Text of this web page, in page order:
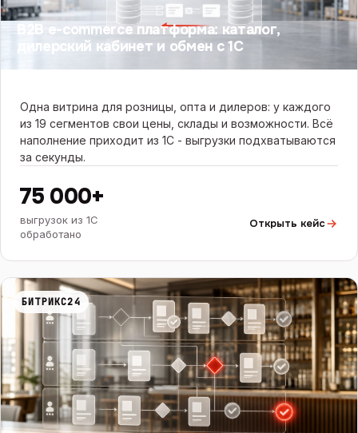
B2B e-commerce платформа: каталог,
дилерский кабинет и обмен с 1С
Одна витрина для розницы, опта и дилеров: у каждого
из 19 сегментов свои цены, склады и возможности. Всё
наполнение приходит из 1С - выгрузки подхватываются
за секунды.
75 000+
выгрузок из 1С
обработано
Открыть кейс
БИТРИКС24